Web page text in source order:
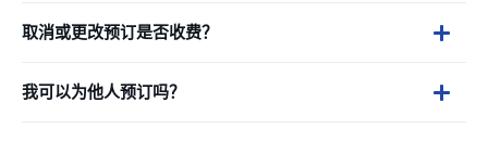
取消或更改预订是否收费？
我可以为他人预订吗？